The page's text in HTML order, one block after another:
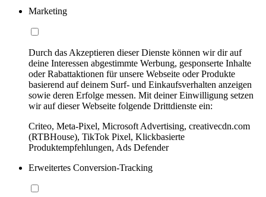
Marketing
Durch das Akzeptieren dieser Dienste können wir dir auf
deine Interessen abgestimmte Werbung, gesponserte Inhalte
oder Rabattaktionen für unsere Webseite oder Produkte
basierend auf deinem Surf- und Einkaufsverhalten anzeigen
sowie deren Erfolge messen. Mit deiner Einwilligung setzen
wir auf dieser Webseite folgende Drittdienste ein:
Criteo, Meta-Pixel, Microsoft Advertising, creativecdn.com
(RTBHouse), TikTok Pixel, Klickbasierte
Produktempfehlungen, Ads Defender
Erweitertes Conversion-Tracking